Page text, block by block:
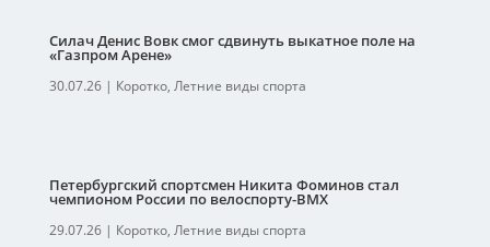
Силач Денис Вовк смог сдвинуть выкатное поле на
«Газпром Арене»
30.07.26| Коротко, Летние виды спорта
Петербургский спортсмен Никита Фоминов стал
чемпионом России по велоспорту-ВМХ
29.07.26| Коротко, Летние виды спорта